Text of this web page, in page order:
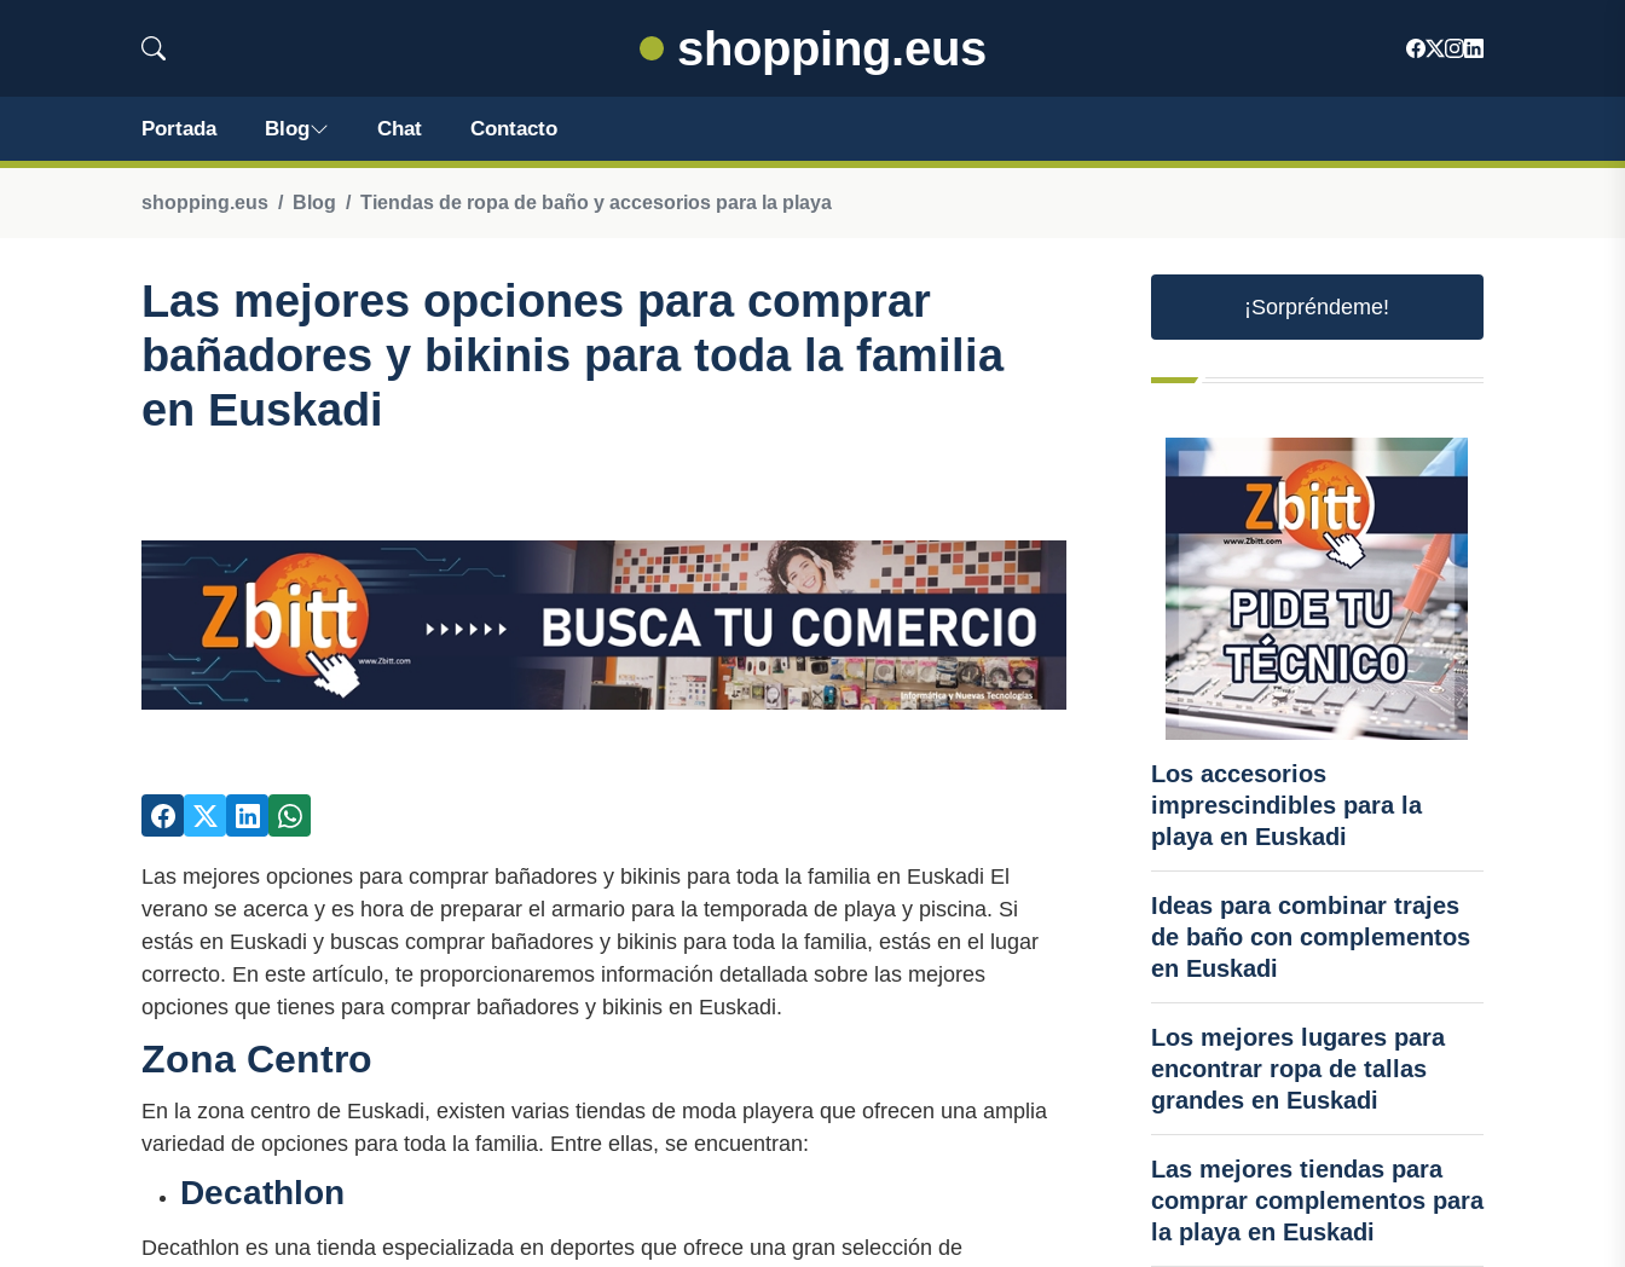
shopping.eus
Portada Blog Chat Contacto
shopping.eus Blog Tiendas de ropa de baño y accesorios para la playa
Las mejores opciones para comprar
bañadores y bikinis para toda la familia
en Euskadi
Las mejores opciones para comprar bañadores y bikinis para toda la familia en Euskadi El
verano se acerca y es hora de preparar el armario para la temporada de playa y piscina. Si
estás en Euskadi y buscas comprar bañadores y bikinis para toda la familia, estás en el lugar
correcto. En este artículo, te proporcionaremos información detallada sobre las mejores
opciones que tienes para comprar bañadores y bikinis en Euskadi.
Zona Centro
En la zona centro de Euskadi, existen varias tiendas de moda playera que ofrecen una amplia
variedad de opciones para toda la familia. Entre ellas, se encuentran:
Decathlon
Decathlon es una tienda especializada en deportes que ofrece una gran selección de
¡Sorpréndeme!
Los accesorios
imprescindibles para la
playa en Euskadi
Ideas para combinar trajes
de baño con complementos
en Euskadi
Los mejores lugares para
encontrar ropa de tallas
grandes en Euskadi
Las mejores tiendas para
comprar complementos para
la playa en Euskadi